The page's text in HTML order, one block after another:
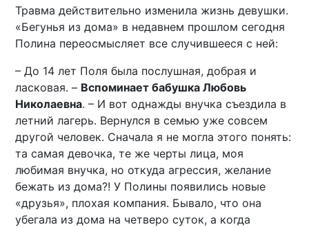
Травма действительно изменила жизнь девушки.
«Бегунья из дома» в недавнем прошлом сегодня
Полина переосмысляет все случившееся с ней:
– До 14 лет Поля была послушная, добрая и
ласковая. – Вспоминает бабушка Любовь
Николаевна. – И вот однажды внучка съездила в
летний лагерь. Вернулся в семью уже совсем
другой человек. Сначала я не могла этого понять:
та самая девочка, те же черты лица, моя
любимая внучка, но откуда агрессия, желание
бежать из дома?! У Полины появились новые
«друзья», плохая компания. Бывало, что она
убегала из дома на четверо суток, а когда